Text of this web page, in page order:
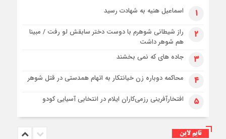
۱ اسماعیل هنیه به شهادت رسید
۲
راز شیطانی شوهرم با دوست دختر سابقش لو رفت / مبینا
هم شوهر داشت
۳ جاده های که نمی بخشند
۴ محاکمه دوباره زن خیانتکار به اتهام همدستی در قتل شوهر
۵ افتخارآفرینی رزمی‌کاران ایلام در انتخابی آسیایی کودو
تایم لاین